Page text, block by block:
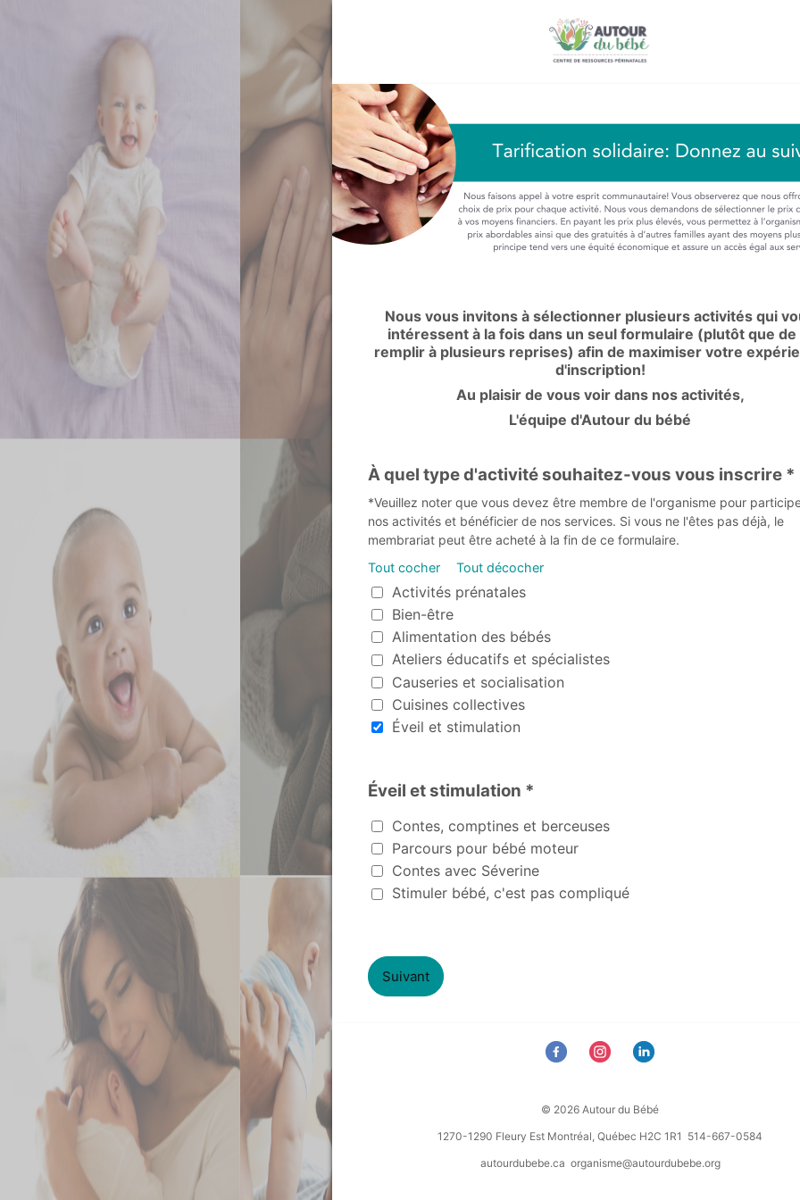
Nous vous invitons à sélectionner plusieurs activités qui
intéressent à la fois dans un seul formulaire (plutôt que de
remplir à plusieurs reprises) afin de maximiser votre
d'inscription!
Au plaisir de vous voir dans nos activités,
L'équipe d'Autour du bébé
À quel type d'activité souhaitez-vous vous inscrire *
*Veuillez noter que vous devez être membre de l'organisme pour
nos activités et bénéficier de nos services. Si vous ne l'êtes pas déjà, le
membrariat peut être acheté à la fin de ce formulaire.
Tout cocher
Tout décocher
À quel type d'activité souhaitez-vous vous inscrire
Activités prénatales
Bien-être
Alimentation des bébés
Ateliers éducatifs et spécialistes
Causeries et socialisation
Cuisines collectives
Éveil et stimulation
Éveil et stimulation *
Éveil et stimulation
Contes, comptines et berceuses
Parcours pour bébé moteur
Contes avec Séverine
Stimuler bébé, c'est pas compliqué
Suivant
© 2026 Autour du Bébé
1270-1290 Fleury Est Montréal, Québec H2C 1R1 514-667-0584
autourdubebe.ca organisme@autourdubebe.org